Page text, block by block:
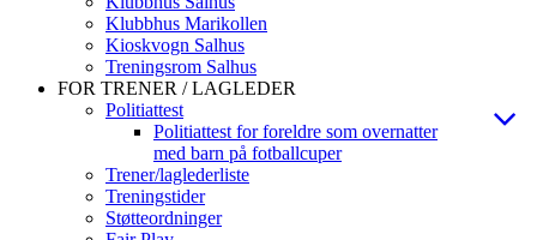
Klubbhus Marikollen
Kioskvogn Salhus
Treningsrom Salhus
FOR TRENER / LAGLEDER
Politiattest
Politiattest for foreldre som overnatter
med barn på fotballcuper
Trener/laglederliste
Treningstider
Støtteordninger